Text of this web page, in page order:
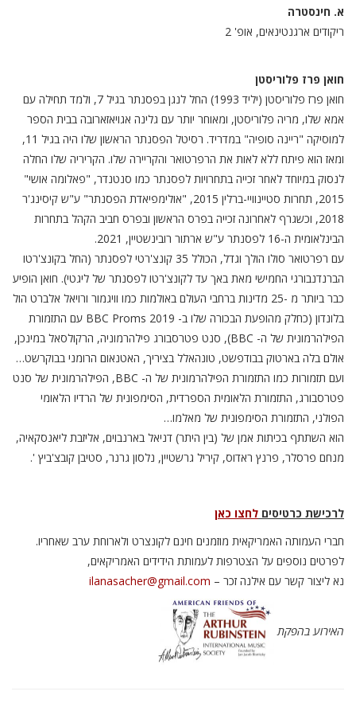
א. חינסטרה
ריקודים ארגנטינאים, אופ' 2
חואן פרז פלוריסטן
חואן פרז פלוריסטן (יליד 1993) החל לנגן בפסנתר בגיל 7, ולמד תחילה עם
אמא שלו, מריה פלוריסטן, ומאוחר יותר עם גלינה אגויאזארובה בבית הספר
למוסיקה "ריינה סופיה" במדריד. רסיטל הפסנתר הראשון שלו היה בגיל 11,
ומאז הוא פיתח ללא לאות את הרפרטואר והקריירה שלו. הקריריה שלו החלה
לנסוק במיוחד לאחר זכייה בתחרויות לפסנתר כמו סנטנדר, "פאלומה אושי"
2015, תחרות סטיינוויי-ברלין 2015, "אולימפיאדת הפסנתר" ע"ש קיסינג'ר
2018, וכשגרף לאחרונה זכייה בפרס הראשון ובפרס חביב הקהל בתחרות
הבינלאומית ה-16 לפסנתר ע"ש ארתור רובינשטיין, 2021.
עם רפרטואר סולו הולך וגדל, הכולל 35 קונצ'רטי לפסנתר (החל בקונצ'רטו
הברנדנבורגי החמישי מאת באך עד לקונצ'רטו לפסנתר של ליגטי). חואן הופיע
כבר ביותר מ -25 מדינות ברחבי העולם באולמות כמו וויגמור ורויאל אלברט הול
בלונדון (כחלק מהופעת הבכורה שלו ב- BBC Proms 2019 עם התזמורת
הפילהרמונית של ה- BBC), סנט פטרסבורג פילהרמוניה, הרקולסאל במינכן,
אולם בלה בארטוק בבודפשט, טונהאלל בציריך, האטנאום הרומני בבוקרשט…
ועם תזמורות כמו התזמורת הפילהרמונית של ה- BBC, הפילהרמונית של סנט
פטרסבורג, התזמורת הלאומית הספרדית, הסימפונית של הרדיו הלאומי
הפולני, התזמורת הסימפונית של מאלמו…
הוא השתתף בכיתות אמן של (בין היתר) דניאל בארנבוים, אליזבת ליאנסקאיה,
מנחם פרסלר, פרנץ ראדוס, קיריל גרשטיין, נלסון גרנר, סטיבן קובצ'ביץ '.
לרכישת כרטיסים לחצו כאן
חברי העמותה האמריקאית מוזמנים חינם לקונצרט ולארוחת ערב שאחריו.
לפרטים נוספים על הצטרפות לעמותת הידידים האמריקאים,
נא ליצור קשר עם אילנה זכר – ilanasacher@gmail.com
האירוע בהפקת